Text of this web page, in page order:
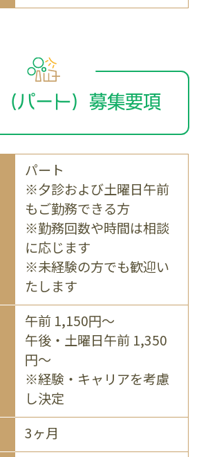
パート）募集要項
パート
※夕診および土曜日午前
もご勤務できる方
※勤務回数や時間は相談
に応じます
※未経験の方でも歓迎い
たします
午前 1,150円～
午後・土曜日午前 1,350
円～
※経験・キャリアを考慮
し決定
3ヶ月